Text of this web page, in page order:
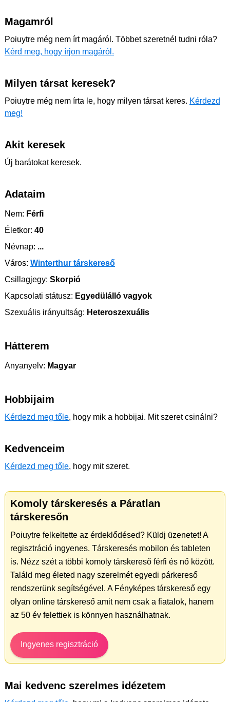
Magamról
Poiuytre még nem írt magáról. Többet szeretnél tudni róla?
Kérd meg, hogy írjon magáról.
Milyen társat keresek?
Poiuytre még nem írta le, hogy milyen társat keres. Kérdezd
meg!
Akit keresek
Új barátokat keresek.
Adataim
Nem: Férfi
Életkor: 40
Névnap: ...
Város: Winterthur társkereső
Csillagjegy: Skorpió
Kapcsolati státusz: Egyedülálló vagyok
Szexuális irányultság: Heteroszexuális
Hátterem
Anyanyelv: Magyar
Hobbijaim
Kérdezd meg tőle, hogy mik a hobbijai. Mit szeret csinálni?
Kedvenceim
Kérdezd meg tőle, hogy mit szeret.
Komoly társkeresés a Páratlan
társkeresőn
Poiuytre felkeltette az érdeklődésed? Küldj üzenetet! A
regisztráció ingyenes. Társkeresés mobilon és tableten
is. Nézz szét a többi komoly társkereső férfi és nő között.
Találd meg életed nagy szerelmét egyedi párkereső
rendszerünk segítségével. A Fényképes társkereső egy
olyan online társkereső amit nem csak a fiatalok, hanem
az 50 év felettiek is könnyen használhatnak.
Ingyenes regisztráció
Mai kedvenc szerelmes idézetem